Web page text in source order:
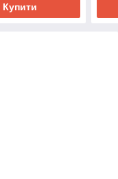
Купити